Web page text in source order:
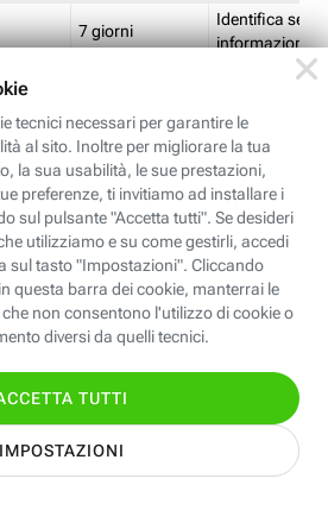
7 giorni
Identifica se
informazioni
Limite di
1 giorno
Identifica se
ricontrollare
corrispondenti
(impostata da
14 giorni
Identifica se
ricontrollare
corrispondenti
(impostata da
pagine
7 giorni
Identifica la
banner
Identifica la